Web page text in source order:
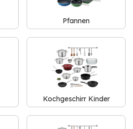
Pfannen
Kochgeschirr Kinder